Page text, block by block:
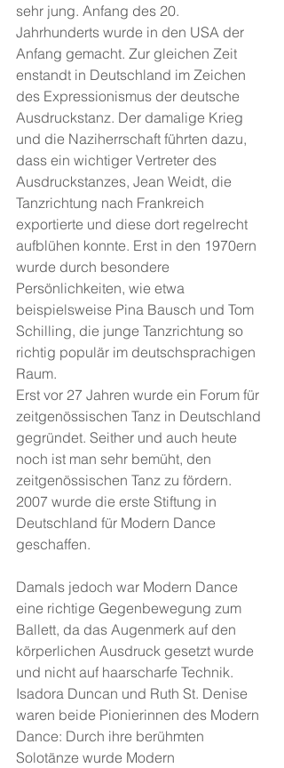
sehr jung. Anfang des 20.
Jahrhunderts wurde in den USA der
Anfang gemacht. Zur gleichen Zeit
enstandt in Deutschland im Zeichen
des Expressionismus der deutsche
Ausdruckstanz. Der damalige Krieg
und die Naziherrschaft führten dazu,
dass ein wichtiger Vertreter des
Ausdruckstanzes, Jean Weidt, die
Tanzrichtung nach Frankreich
exportierte und diese dort regelrecht
aufblühen konnte. Erst in den 1970ern
wurde durch besondere
Persönlichkeiten, wie etwa
beispielsweise Pina Bausch und Tom
Schilling, die junge Tanzrichtung so
richtig populär im deutschsprachigen
Raum.
Erst vor 27 Jahren wurde ein Forum für
zeitgenössischen Tanz in Deutschland
gegründet. Seither und auch heute
noch ist man sehr bemüht, den
zeitgenössischen Tanz zu fördern.
2007 wurde die erste Stiftung in
Deutschland für Modern Dance
geschaffen.
Damals jedoch war Modern Dance
eine richtige Gegenbewegung zum
Ballett, da das Augenmerk auf den
körperlichen Ausdruck gesetzt wurde
und nicht auf haarscharfe Technik.
Isadora Duncan und Ruth St. Denise
waren beide Pionierinnen des Modern
Dance: Durch ihre berühmten
Solotänze wurde Modern